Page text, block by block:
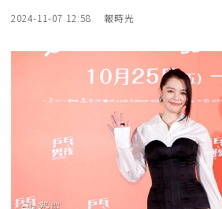
2024-11-07 12:58 報時光